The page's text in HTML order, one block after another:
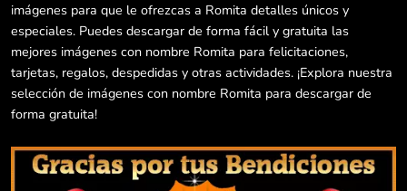
imágenes para que le ofrezcas a Romita detalles únicos y
especiales. Puedes descargar de forma fácil y gratuita las
mejores imágenes con nombre Romita para felicitaciones,
tarjetas, regalos, despedidas y otras actividades. ¡Explora nuestra
selección de imágenes con nombre Romita para descargar de
forma gratuita!